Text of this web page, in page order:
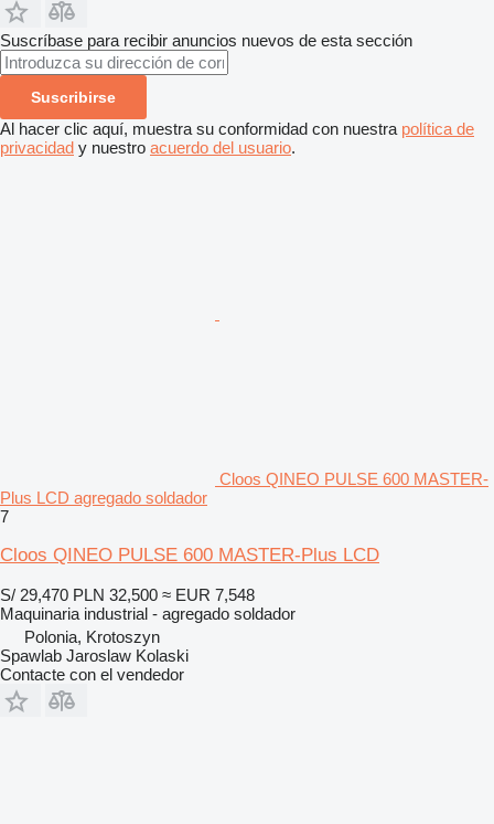
Suscríbase para recibir anuncios nuevos de esta sección
Suscribirse
Al hacer clic aquí, muestra su conformidad con nuestra política de
privacidad y nuestro acuerdo del usuario.
Cloos QINEO PULSE 600 MASTER-
Plus LCD agregado soldador
7
Cloos QINEO PULSE 600 MASTER-Plus LCD
S/ 29,470 PLN 32,500 ≈ EUR 7,548
Maquinaria industrial - agregado soldador
Polonia, Krotoszyn
Spawlab Jaroslaw Kolaski
Contacte con el vendedor